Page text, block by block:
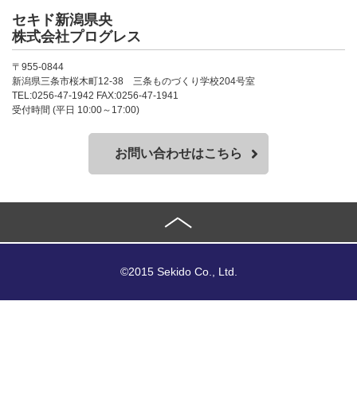
セキド新潟県央
株式会社プログレス
〒955-0844
新潟県三条市桜木町12-38 三条ものづくり学校204号室
TEL:0256-47-1942 FAX:0256-47-1941
受付時間 (平日 10:00～17:00)
お問い合わせはこちら
©2015 Sekido Co., Ltd.